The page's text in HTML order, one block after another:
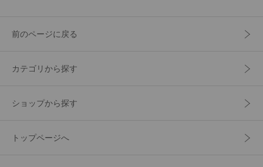
前のページに戻る
カテゴリから探す
ショップから探す
トップページへ